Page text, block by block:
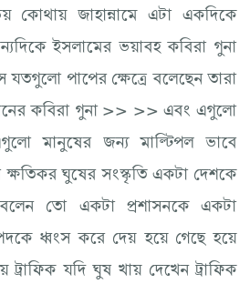
জাহান্নামে এটা একদিকে
ইসলামের ভয়াবহ কবিরা গুনা
যতগুলো পাপের ক্ষেত্রে বলেছেন তারা
কবিরা গুনা >> >> এবং এগুলো
মানুষের জন্য মাল্টিপল ভাবে
ক্ষতিকর ঘুষের সংস্কৃতি একটা দেশকে
তো একটা প্রশাসনকে একটা
ধ্বংস করে দেয় হয়ে গেছে হয়ে
ট্রাফিক যদি ঘুষ খায় দেখেন ট্রাফিক